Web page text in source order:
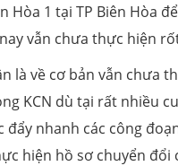
Hòa 1 tại TP Biên Hòa
vẫn chưa thực hiện
là về cơ bản vẫn chưa
KCN dù tại rất nhiều
đẩy nhanh các công
hiện hồ sơ chuyển đổi